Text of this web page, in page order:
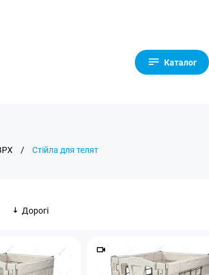
Каталог
/ Стійла для телят
Дорогі